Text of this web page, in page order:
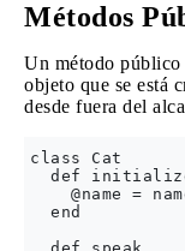
Métodos
Un método público
objeto que se está
desde fuera del
class Cat
def
@name =
  end